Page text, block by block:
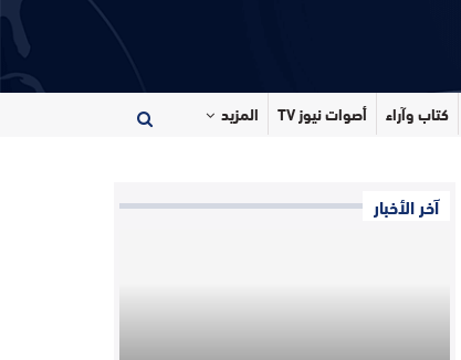
كتاب وآراء أصوات نيوز TV المزيد
آخر الأخبار